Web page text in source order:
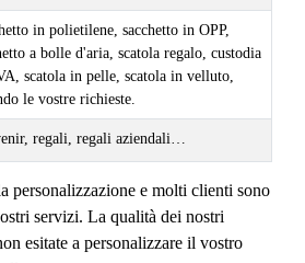
in polietilene, sacchetto in OPP,
a bolle d'aria, scatola regalo, custodia
scatola in pelle, scatola in velluto,
le vostre richieste.
regali, regali aziendali…
personalizzazione e molti clienti sono
servizi. La qualità dei nostri
esitate a personalizzare il vostro